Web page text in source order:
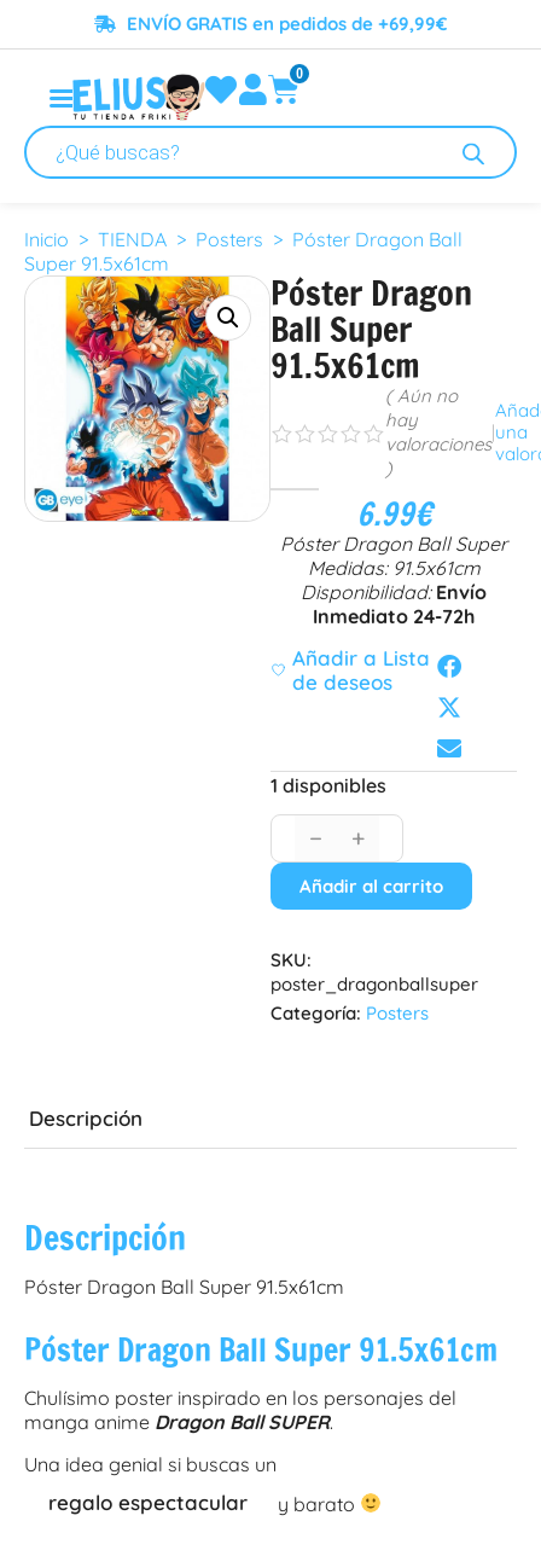
ENVÍO GRATIS en pedidos de +69,99€
0
Inicio > TIENDA > Posters > Póster Dragon Ball
Super 91.5x61cm
Póster Dragon
Ball Super
91.5x61cm
sssss
( Aún no
hay
valoraciones
)
una
6.99€
Póster Dragon Ball Super
Medidas: 91.5x61cm
Disponibilidad: Envío
Inmediato 24-72h
Añadir a Lista
de deseos
1 disponibles
− +
Añadir al carrito
SKU:
poster_dragonballsuper
Categoría: Posters
Descripción
Descripción
Póster Dragon Ball Super 91.5x61cm
Póster Dragon Ball Super 91.5x61cm
Chulísimo poster inspirado en los personajes del
manga anime Dragon Ball SUPER.
Una idea genial si buscas un
regalo espectacular y barato